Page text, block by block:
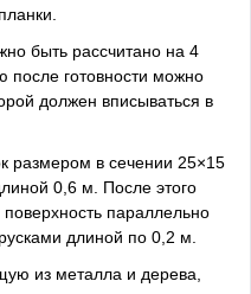
быть рассчитано на 4
после готовности можно
должен вписываться в
размером в сечении 25×15
0,6 м. После этого
параллельно
длиной по 0,2 м.
из металла и дерева,